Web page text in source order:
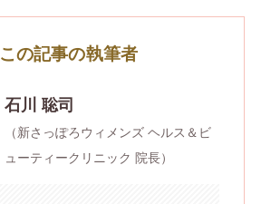
この記事の執筆者
石川 聡司
（新さっぽろウィメンズ ヘルス＆ビ
ューティークリニック 院長）